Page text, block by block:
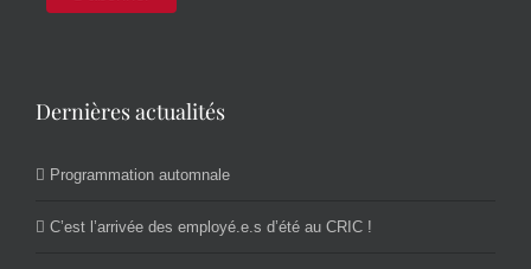
Dernières actualités
Programmation automnale
C’est l’arrivée des employé.e.s d’été au CRIC !